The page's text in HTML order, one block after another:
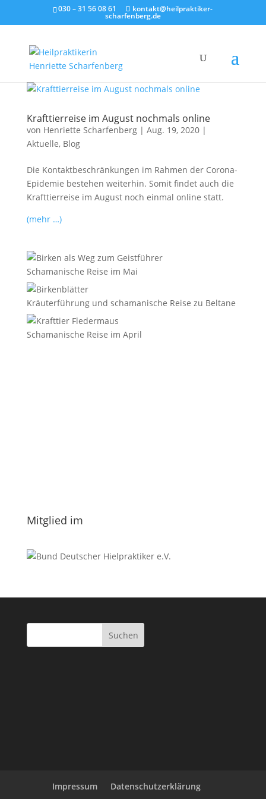
030 – 31 56 08 61 kontakt@heilpraktiker-
scharfenberg.de
Krafttierreise im August nochmals online
von Henriette Scharfenberg| Aug. 19, 2020|
Aktuelle, Blog
Die Kontaktbeschränkungen im Rahmen der Corona-
Epidemie bestehen weiterhin. Somit findet auch die
Krafttierreise im August noch einmal online statt.
(mehr …)
Schamanische Reise im Mai
Kräuterführung und schamanische Reise zu Beltane
Schamanische Reise im April
Mitglied im
Impressum Datenschutzerklärung